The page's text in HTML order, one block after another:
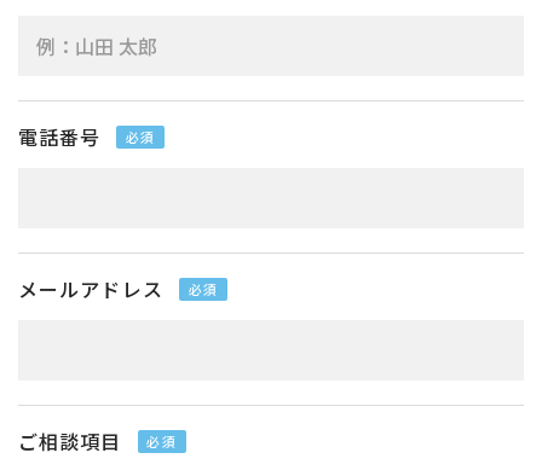
電話番号 必須
メールアドレス 必須
ご相談項目 必須